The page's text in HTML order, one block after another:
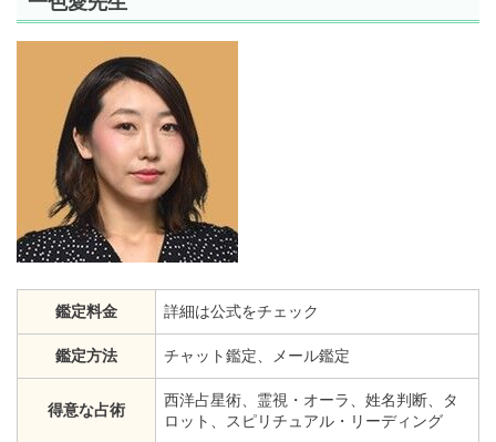
鑑定料金 詳細は公式をチェック
鑑定方法 チャット鑑定、メール鑑定
得意な占術
西洋占星術、霊視・オーラ、姓名判断、タ
ロット、スピリチュアル・リーディング